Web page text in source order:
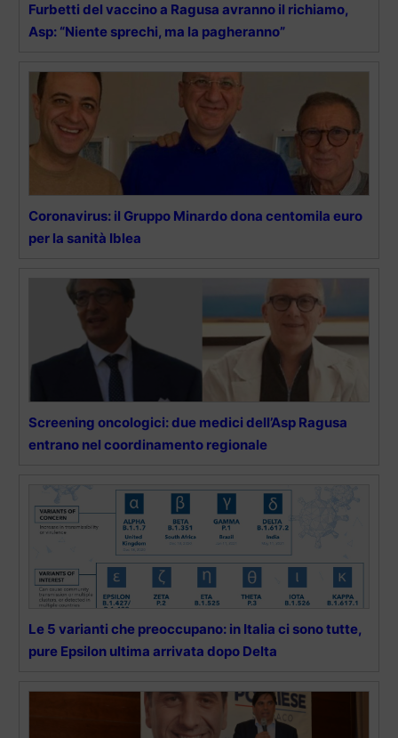
Furbetti del vaccino a Ragusa avranno il richiamo,
Asp: “Niente sprechi, ma la pagheranno”
Coronavirus: il Gruppo Minardo dona centomila euro
per la sanità Iblea
Screening oncologici: due medici dell’Asp Ragusa
entrano nel coordinamento regionale
Le 5 varianti che preoccupano: in Italia ci sono tutte,
pure Epsilon ultima arrivata dopo Delta